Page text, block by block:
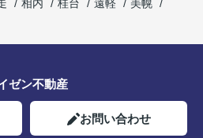
相内 桂台 遠軽
美幌
ゼン不動産
お問い合わせ